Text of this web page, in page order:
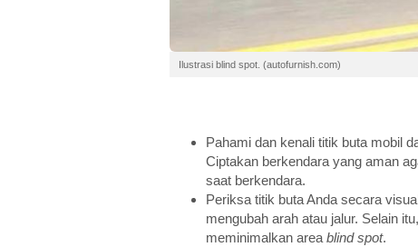
Ilustrasi blind spot. (autofurnish.com)
Pahami dan kenali titik buta mobil
Ciptakan berkendara yang aman
saat berkendara.
Periksa titik buta Anda secara
mengubah arah atau jalur. Selain
meminimalkan area blind spot.